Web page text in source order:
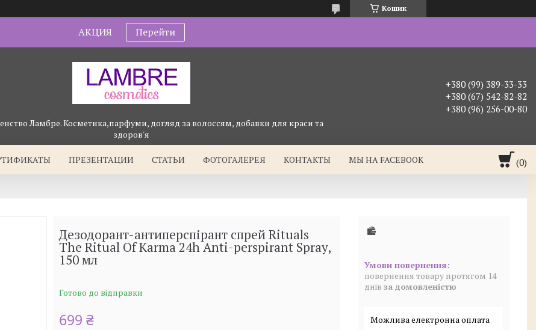
Кошик
АКЦИЯ Перейти
Ламбре. Косметика,парфуми, догляд за волоссям, добавки для краси та
здоров'я
+380 (99) 389-33-33
+380 (67) 542-82-82
+380 (96) 256-00-80
ПРЕЗЕНТАЦИИ СТАТЬИ ФОТОГАЛЕРЕЯ КОНТАКТЫ МЫ НА FACEBOOK
Дезодорант-антиперспірант спрей Rituals
The Ritual Of Karma 24h Anti-perspirant Spray,
150 мл
Готово до відправки
699 ₴
повернення товару протягом 14
днів за домовленістю